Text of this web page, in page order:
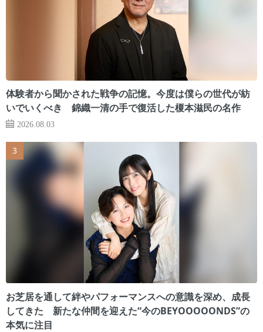
体験者から聞かされた戦争の記憶。今度は僕らの世代が紡
いでいくべき 錦織一清の手で復活した榎本滋民の名作
2026.08.03
お芝居を通して絆やパフォーマンスへの意識を深め、成長
してきた 新たな仲間を迎えた“今のBEYOOOOONDS”の
本気に注目